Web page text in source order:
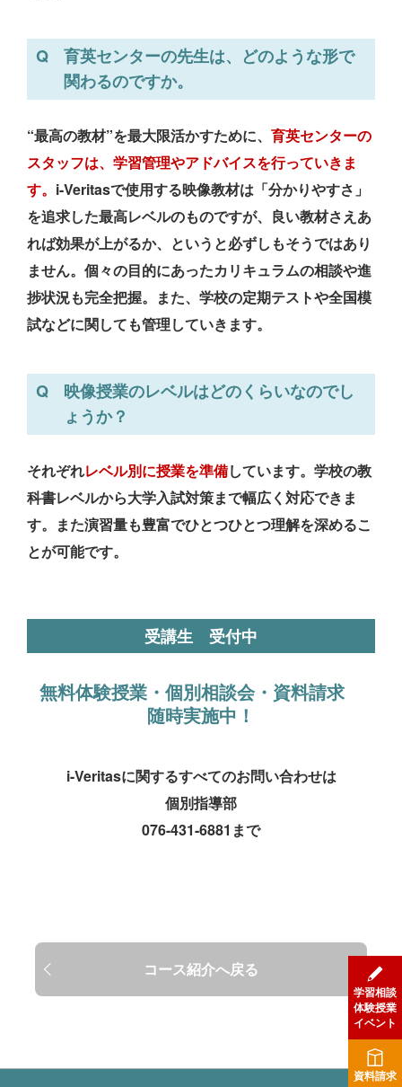
育英センターの先生は、どのような形で
関わるのですか。
“最高の教材”を最大限活かすために、 育英センターの
スタッフは、学習管理やアドバイスを行っていきま
す。 i-Veritasで使用する映像教材は「分かりやすさ」
を追求した最高レベルのものですが、良い教材さえあ
れば効果が上がるか、というと必ずしもそうではあり
ません。個々の目的にあったカリキュラムの相談や進
捗状況も完全把握。また、学校の定期テストや全国模
試などに関しても管理していきます。
映像授業のレベルはどのくらいなのでし
ょうか？
それぞれレベル別に授業を準備しています。学校の教
科書レベルから大学入試対策まで幅広く対応できま
す。また演習量も豊富でひとつひとつ理解を深めるこ
とが可能です。
受講生 受付中
無料体験授業・個別相談会・資料請求
随時実施中！
i-Veritasに関するすべてのお問い合わせは
個別指導部
076-431-6881 まで
コース紹介へ戻る
学習相談
体験授業
イベント
資料請求